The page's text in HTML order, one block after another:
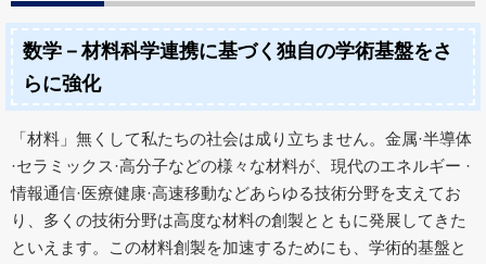
数学－材料科学連携に基づく独自の学術基盤をさ
らに強化
「材料」無くして私たちの社会は成り立ちません。金属·半導体
·セラミックス·高分子などの様々な材料が、現代のエネルギー ·
情報通信·医療健康·高速移動などあらゆる技術分野を支えてお
り、多くの技術分野は高度な材料の創製とともに発展してきた
といえます。この材料創製を加速するためにも、学術的基盤と